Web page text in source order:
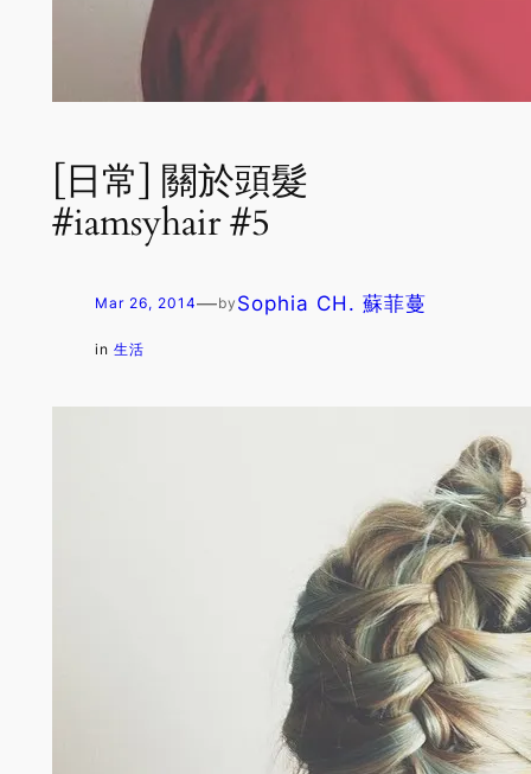
[日常] 關於頭髮
#iamsyhair #5
Mar 26, 2014—by Sophia CH. 蘇菲蔓
in 生活